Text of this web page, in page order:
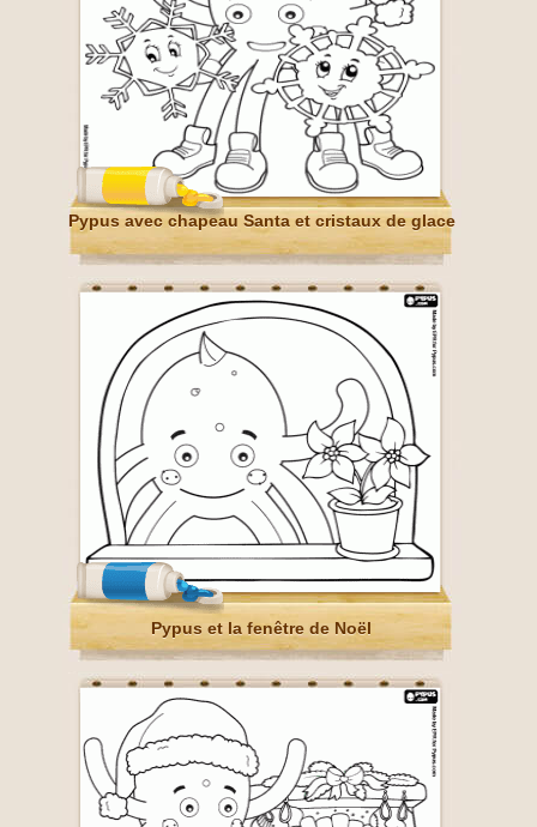
Pypus avec chapeau Santa et cristaux de glace
Pypus et la fenêtre de Noël